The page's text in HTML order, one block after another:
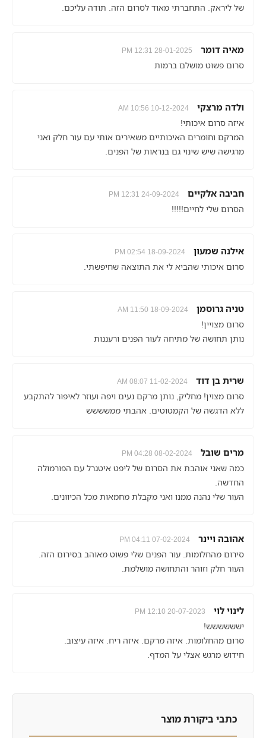
של ליראק. התחברתי מאוד לסרום הזה. תודה עליכם.
מאיה דומר 28-01-2025 12:31 PM
סרום פשוט מושלם ברמות
ולדה מרצקי 10-12-2024 10:56 AM
איזה סרום איכותי!
המרקם וחומרים האיכותיים משאירים אותי עם עור חלק ואני
מרגישה שיש שינוי גם בנראות של הפנים.
חביבה אלקיים 24-09-2024 12:31 PM
הסרום שלי לחיים!!!!!
אילנה שמעון 18-09-2024 02:54 PM
סרום איכותי שהביא לי את התוצאה שחיפשתי.
טניה גרוסמן 18-09-2024 11:50 AM
סרום מצויין!
נותן תחושה של מתיחה לעור הפנים ורעננות
שרית בן דוד 11-02-2024 08:07 AM
סרום מצוין! מחליק, נותן מרקם נעים ויפה ועוזר לאיפור להתקבע
ללא הדגשה של הקמטוטים. אהבתי ממשששש
מרים שובל 08-02-2024 04:28 PM
כמה שאני אוהבת את הסרום של ליפט איטגרל עם הפורמולה
החדשה.
העור שלי נהנה ממנו ואני מקבלת מחמאות מכל הכיוונים.
אהובה ויינר 07-02-2024 04:11 PM
סירום מהחלומות. עור הפנים שלי פשוט מאוהב בסירום הזה.
העור חלק וזוהר והתחושה מושלמת.
לינוי לוי 20-07-2023 12:10 PM
ישששששש!
סרום מהחלומות. איזה מרקם. איזה ריח. איזה עיצוב.
חידוש מרגש אצלי על המדף.
כתבי ביקורת מוצר